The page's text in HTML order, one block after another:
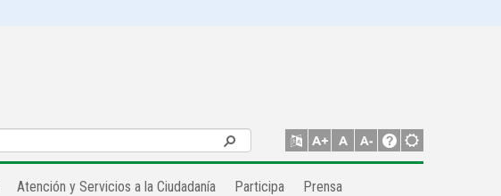
Atención y Servicios a la Ciudadanía Participa Prensa